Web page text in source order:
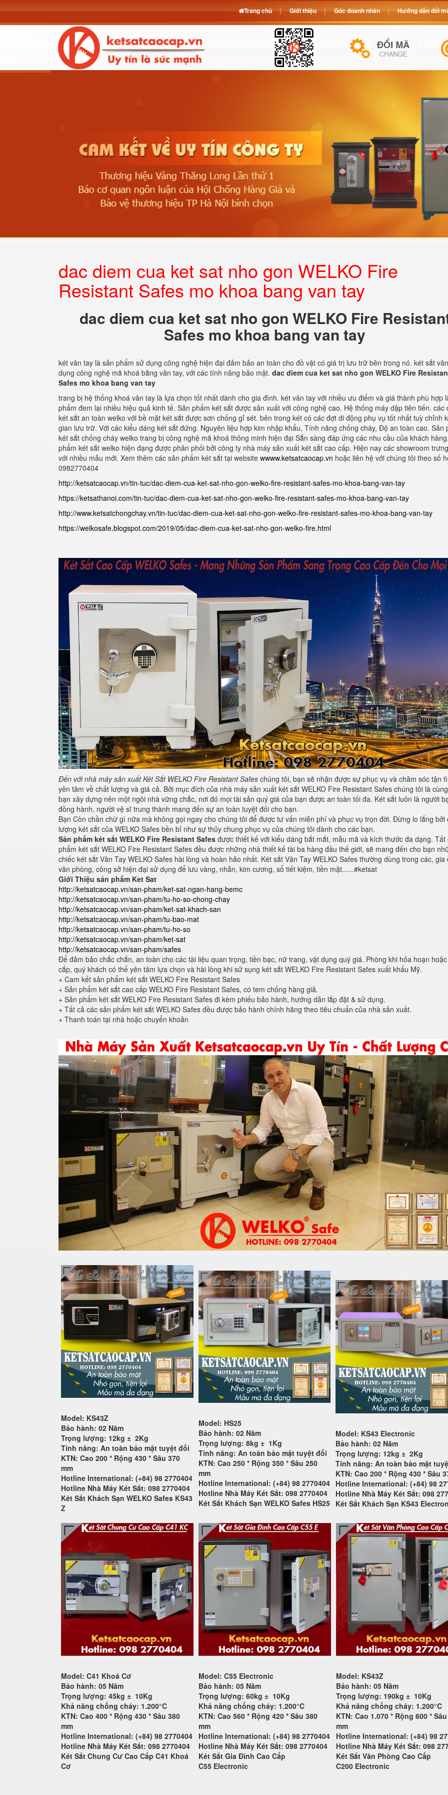
dac diem cua ket sat nho gon WELKO Fire
Resistant Safes mo khoa bang van tay
dac diem cua ket sat nho gon WELKO Fire
Safes mo khoa bang van tay
két vân tay là sản phẩm sử dụng công nghệ hiện đại đảm bảo an toàn cho đồ vật có giá trị lưu trữ bên trong nó. két sắt
dụng công nghệ mã khoá bằng vân tay, với các tính năng bảo mật. dac diem cua ket sat nho gon WELKO Fire
Safes mo khoa bang van tay
trang bị hệ thống khoá vân tay là lựa chọn tốt nhất dành cho gia đình. két vân tay với nhiều ưu điểm và giá thành phù hợp
phẩm đem lại nhiều hiệu quả kinh tế. Sản phẩm két sắt được sản xuất với công nghệ cao. Hệ thống máy dập tiên tiến. các
két sắt an toàn welko với bề mặt két sắt được sơn chống gỉ sét. bên trong két có các đợt di động phụ vụ tốt nhất tuỳ chỉnh
gian lưu trữ. Với các kiểu dáng két sắt đứng. Nguyên liệu hợp kim nhập khẩu, Tính năng chống cháy, Độ an toàn cao. Sản
két sắt chống cháy welko trang bị công nghệ mã khoá thông minh hiện đại Sẵn sàng đáp ứng các nhu cầu của khách
phẩm két sắt welko hiện đạng được phân phối bởi công ty nhà máy sản xuất két sắt cao cấp. Hiện nay các showroom
với nhiều mẫu mới. Xem thêm các sản phẩm két sắt tại website wwww.ketsatcaocap.vn hoặc liên hệ với chúng tôi theo số
0982770404
http://ketsatcaocap.vn/tin-tuc/dac-diem-cua-ket-sat-nho-gon-welko-fire-resistant-safes-mo-khoa-bang-van-tay
https://ketsathanoi.com/tin-tuc/dac-diem-cua-ket-sat-nho-gon-welko-fire-resistant-safes-mo-khoa-bang-van-tay
http://www.ketsatchongchay.vn/tin-tuc/dac-diem-cua-ket-sat-nho-gon-welko-fire-resistant-safes-mo-khoa-bang-van-tay
https://welkosafe.blogspot.com/2019/05/dac-diem-cua-ket-sat-nho-gon-welko-fire.html
Đến với nhà máy sản xuất Két Sắt WELKO Fire Resistant Safes chúng tôi, bạn sẽ nhận được sự phục vụ và chăm sóc tận
yên tâm về chất lượng và giá cả. Bởi mục đích của nhà máy sản xuất két sắt WELKO Fire Resistant Safes chúng tôi là
bạn xây dựng nên một ngôi nhà vững chắc, nơi đó mọi tài sản quý giá của bạn được an toàn tối đa. Két sắt luôn là người
đồng hành, người vệ sĩ trung thành mang đến sự an toàn tuyệt đối cho bạn.
Bạn Còn chần chừ gì nữa mà không gọi ngay cho chúng tôi để được tư vấn miễn phí và phục vụ trọn đời. Đừng lo lắng bởi
lượng két sắt của WELKO Safes bền bỉ như sự thủy chung phục vụ của chúng tôi dành cho các bạn.
Sản phẩm két sắt WELKO Fire Resistant Safes được thiết kế với kiểu dáng bắt mắt, mẫu mã và kích thước đa dạng. Tất
phẩm két sắt WELKO Fire Resistant Safes đều được những nhà thiết kế tài ba hàng đầu thế giới, sẽ mang đến cho bạn
chiếc két sắt Vân Tay WELKO Safes hài lòng và hoàn hảo nhất. Két sắt Vân Tay WELKO Safes thường dùng trong các, gia
văn phòng, công sở hiện đại sử dụng để lưu vàng, nhẫn, kim cương, sổ tiết kiệm, tiền mặt......#ketsat
Giới Thiệu sản phẩm Ket Sat
http://ketsatcaocap.vn/san-pham/ket-sat-ngan-hang-bemc
http://ketsatcaocap.vn/san-pham/tu-ho-so-chong-chay
http://ketsatcaocap.vn/san-pham/ket-sat-khach-san
http://ketsatcaocap.vn/san-pham/tu-bao-mat
http://ketsatcaocap.vn/san-pham/tu-ho-so
http://ketsatcaocap.vn/san-pham/ket-sat
http://ketsatcaocap.vn/san-pham/safes
Để đảm bảo chắc chắn, an toàn cho các tài liệu quan trọng, tiền bạc, nữ trang, vật dụng quý giá. Phòng khi hỏa hoạn
cắp, quý khách có thể yên tâm lựa chọn và hài lòng khi sử sụng két sắt WELKO Fire Resistant Safes xuất khẩu Mỹ.
+ Cam kết sản phẩm két sắt WELKO Fire Resistant Safes
+ Sản phẩm két sắt cao cấp WELKO Fire Resistant Safes, có tem chống hàng giả.
+ Sản phẩm két sắt WELKO Fire Resistant Safes đi kèm phiếu bảo hành, hướng dẫn lắp đặt & sử dụng.
+ Tất cả các sản phẩm két sắt WELKO Safes đều được bảo hành chính hãng theo tiêu chuẩn của nhà sản xuất.
+ Thanh toán tại nhà hoặc chuyển khoản
Model: KS43Z
Bảo hành: 02 Năm
Trọng lượng: 12kg ± 2Kg
Tính năng: An toàn bảo mật tuyệt đối
KTN: Cao 200 * Rộng 430 * Sâu 370
mm
Hotline International: (+84) 98 2770404
Hotline Nhà Máy Két Sắt: 098 2770404
Két Sắt Khách Sạn WELKO Safes KS43
Z
Model: HS25
Bảo hành: 02 Năm
Trọng lượng: 8kg ± 1Kg
Tính năng: An toàn bảo mật tuyệt đối
KTN: Cao 250 * Rộng 350 * Sâu 250
mm
Hotline International: (+84) 98 2770404
Hotline Nhà Máy Két Sắt: 098 2770404
Két Sắt Khách Sạn WELKO Safes HS25
Model: KS43 Electronic
Bảo hành: 02 Năm
Trọng lượng: 12kg ± 2Kg
Tính năng: An toàn bảo mật
KTN: Cao 200 * Rộng 430 * Sâu
Hotline International: (+84) 98
Hotline Nhà Máy Két Sắt: 098
Két Sắt Khách Sạn KS43
Model: C41 Khoá Cơ
Bảo hành: 05 Năm
Trọng lượng: 45kg ± 10Kg
Khả năng chống cháy: 1.200°C
KTN: Cao 400 * Rộng 430 * Sâu 380
mm
Hotline International: (+84) 98 2770404
Hotline Nhà Máy Két Sắt: 098 2770404
Két Sắt Chung Cư Cao Cấp C41 Khoá
Cơ
Model: C55 Electronic
Bảo hành: 05 Năm
Trọng lượng: 60kg ± 10Kg
Khả năng chống cháy: 1.200°C
KTN: Cao 560 * Rộng 420 * Sâu 380
mm
Hotline International: (+84) 98 2770404
Hotline Nhà Máy Két Sắt: 098 2770404
Két Sắt Gia Đình Cao Cấp
C55 Electronic
Model: KS43Z
Bảo hành: 05 Năm
Trọng lượng: 190kg ± 10Kg
Khả năng chống cháy: 1.200°C
KTN: Cao 1.070 * Rộng 600 *
mm
Hotline International: (+84) 98
Hotline Nhà Máy Két Sắt: 098
Két Sắt Văn Phòng Cao Cấp
C200 Electronic
Trang chủ Giới thiệu Góc doanh nhân Hướng dẫn đổi